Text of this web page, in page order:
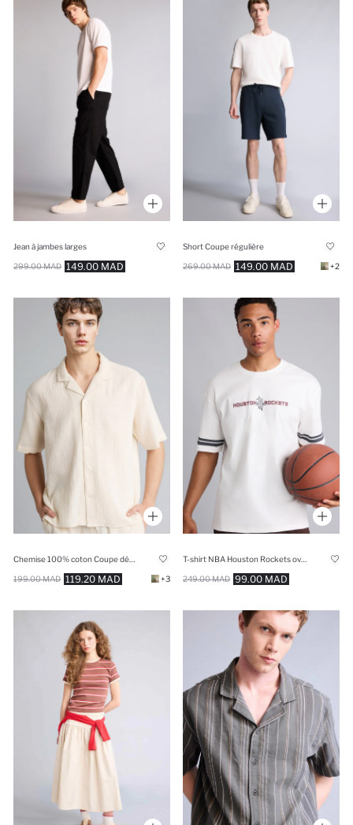
Jean à jambes larges
149.00 MAD
299.00 MAD
Short Coupe régulière
149.00 MAD
269.00 MAD +2
119.20 MAD
199.00 MAD +3 99.00 MAD
249.00 MAD